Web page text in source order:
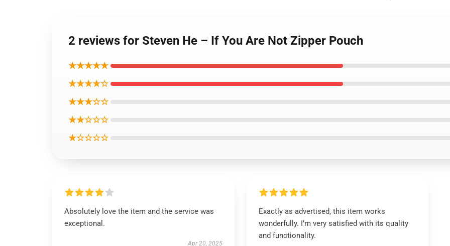
2 reviews for Steven He – If You Are Not Zipper Pouch
★★★★★
★★★★☆
★★★☆☆
★★☆☆☆
★☆☆☆☆
Absolutely love the item and the service was
exceptional.
Apr 20, 2025
Exactly as advertised, this item works
wonderfully. I’m very satisfied with its quality
and functionality.